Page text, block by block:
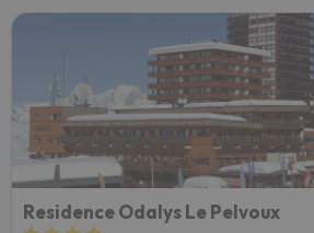
Residence Odalys Le Pelvoux